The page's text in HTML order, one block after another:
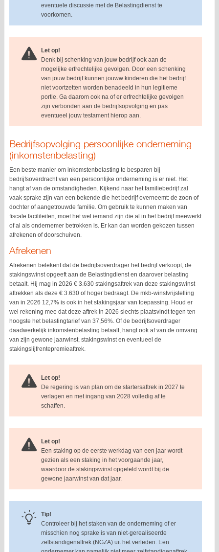
eventuele discussie met de Belastingdienst te
voorkomen.
Let op!
Denk bij schenking van jouw bedrijf ook aan de
mogelijke erfrechtelijke gevolgen. Door een schenking
van jouw bedrijf kunnen jouww kinderen die het bedrijf
niet voortzetten worden benadeeld in hun legitieme
portie. Ga daarom ook na of er erfrechtelijke gevolgen
zijn verbonden aan de bedrijfsopvolging en pas
eventueel jouw testament hierop aan.
Bedrijfsopvolging persoonlijke onderneming
(inkomstenbelasting)
Een beste manier om inkomstenbelasting te besparen bij
bedrijfsoverdracht van een persoonlijke onderneming is er niet. Het
hangt af van de omstandigheden. Kijkend naar het familiebedrijf zal
vaak sprake zijn van een bekende die het bedrijf overneemt: de zoon of
dochter of aangetrouwde familie. Om gebruik te kunnen maken van
fiscale faciliteiten, moet het wel iemand zijn die al in het bedrijf meewerkt
of al als ondernemer betrokken is. Er kan dan worden gekozen tussen
afrekenen of doorschuiven.
Afrekenen
Afrekenen betekent dat de bedrijfsoverdrager het bedrijf verkoopt, de
stakingswinst opgeeft aan de Belastingdienst en daarover belasting
betaalt. Hij mag in 2026 € 3.630 stakingsaftrek van deze stakingswinst
aftrekken als deze € 3.630 of hoger bedraagt. De mkb-winstvrijstelling
van in 2026 12,7% is ook in het stakingsjaar van toepassing. Houd er
wel rekening mee dat deze aftrek in 2026 slechts plaatsvindt tegen ten
hoogste het belastingtarief van 37,56%. Of de bedrijfsoverdrager
daadwerkelijk inkomstenbelasting betaalt, hangt ook af van de omvang
van zijn gewone jaarwinst, stakingswinst en eventueel de
stakingslijfrentepremieaftrek.
Let op!
De regering is van plan om de startersaftrek in 2027 te
verlagen en met ingang van 2028 volledig af te
schaffen.
Let op!
Een staking op de eerste werkdag van een jaar wordt
gezien als een staking in het voorgaande jaar,
waardoor de stakingswinst opgeteld wordt bij de
gewone jaarwinst van dat jaar.
Tip!
Controleer bij het staken van de onderneming of er
misschien nog sprake is van niet-gerealiseerde
zelfstandigenaftrek (NGZA) uit het verleden. Een